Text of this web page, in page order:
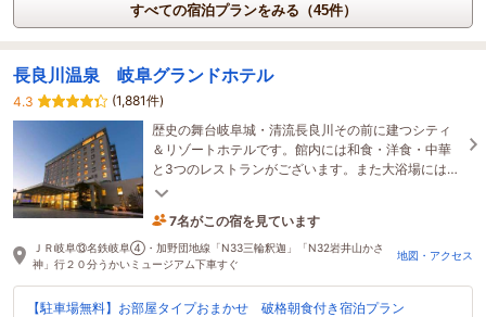
すべての宿泊プランをみる（45件）
長良川温泉 岐阜グランドホテル
4.3
(1,881件)
歴史の舞台岐阜城・清流長良川その前に建つシティ
＆リゾートホテルです。館内には和食・洋食・中華
と3つのレストランがございます。また大浴場には温
泉とサウナが併設されています。駐車場は無料にな
7名がこの宿を見ています
たった今予約されました
ＪＲ岐阜⑬名鉄岐阜④・加野団地線「N33三輪釈迦」「N32岩井山かさ
神」行２０分うかいミュージアム下車すぐ
地図・アクセス
【駐車場無料】お部屋タイプおまかせ 破格朝食付き宿泊プラン